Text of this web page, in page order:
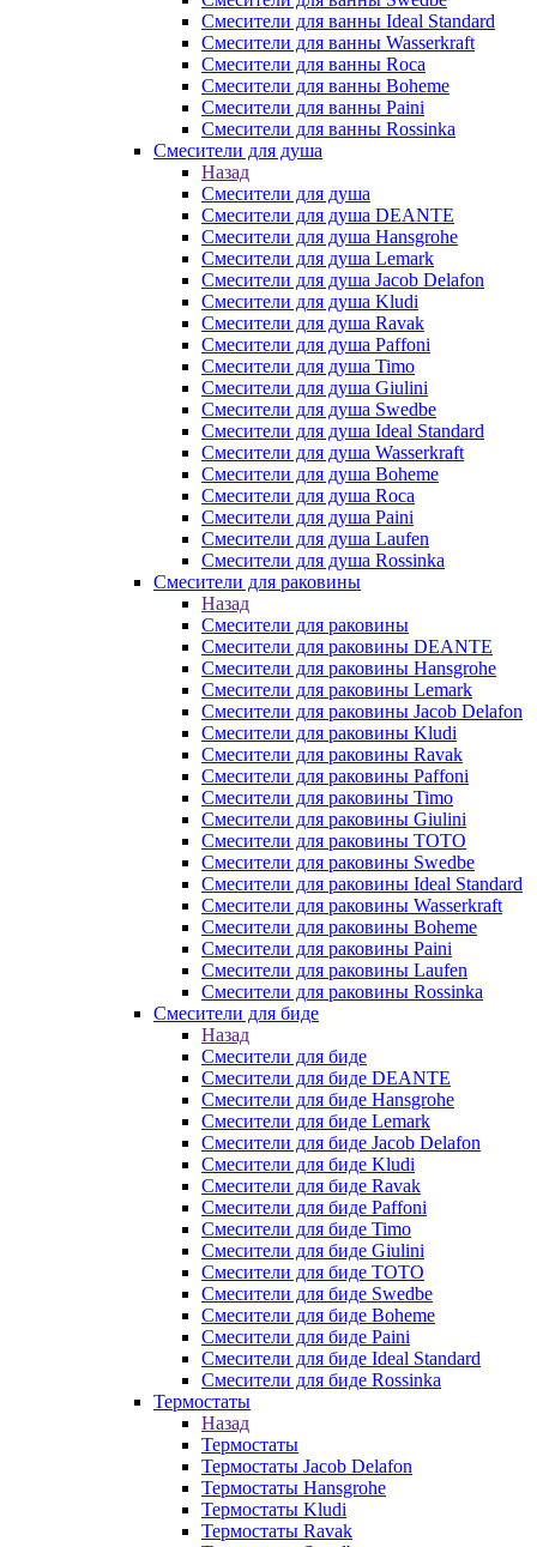
Смесители для ванны Ideal Standard
Смесители для ванны Wasserkraft
Смесители для ванны Roca
Смесители для ванны Boheme
Смесители для ванны Paini
Смесители для ванны Rossinka
Смесители для душа
Назад
Смесители для душа
Смесители для душа DEANTE
Смесители для душа Hansgrohe
Смесители для душа Lemark
Смесители для душа Jacob Delafon
Смесители для душа Kludi
Смесители для душа Ravak
Смесители для душа Paffoni
Смесители для душа Timo
Смесители для душа Giulini
Смесители для душа Swedbe
Смесители для душа Ideal Standard
Смесители для душа Wasserkraft
Смесители для душа Boheme
Смесители для душа Roca
Смесители для душа Paini
Смесители для душа Laufen
Смесители для душа Rossinka
Смесители для раковины
Назад
Смесители для раковины
Смесители для раковины DEANTE
Смесители для раковины Hansgrohe
Смесители для раковины Lemark
Смесители для раковины Jacob Delafon
Смесители для раковины Kludi
Смесители для раковины Ravak
Смесители для раковины Paffoni
Смесители для раковины Timo
Смесители для раковины Giulini
Смесители для раковины TOTO
Смесители для раковины Swedbe
Смесители для раковины Ideal Standard
Смесители для раковины Wasserkraft
Смесители для раковины Boheme
Смесители для раковины Paini
Смесители для раковины Laufen
Смесители для раковины Rossinka
Смесители для биде
Назад
Смесители для биде
Смесители для биде DEANTE
Смесители для биде Hansgrohe
Смесители для биде Lemark
Смесители для биде Jacob Delafon
Смесители для биде Kludi
Смесители для биде Ravak
Смесители для биде Paffoni
Смесители для биде Timo
Смесители для биде Giulini
Смесители для биде TOTO
Смесители для биде Swedbe
Смесители для биде Boheme
Смесители для биде Paini
Смесители для биде Ideal Standard
Смесители для биде Rossinka
Термостаты
Назад
Термостаты
Термостаты Jacob Delafon
Термостаты Hansgrohe
Термостаты Kludi
Термостаты Ravak